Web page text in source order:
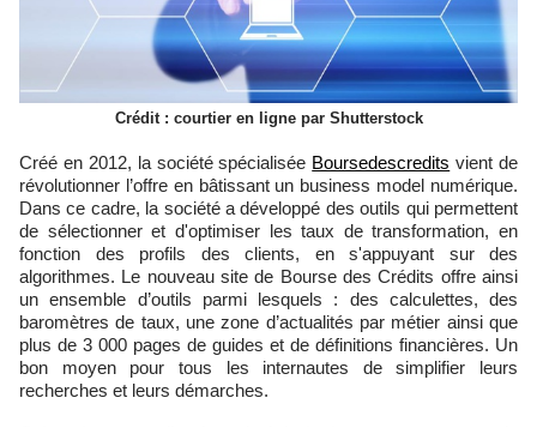
Crédit : courtier en ligne par Shutterstock
Créé en 2012, la société spécialisée Boursedescredits vient de
révolutionner l’offre en bâtissant un business model numérique.
Dans ce cadre, la société a développé des outils qui permettent
de sélectionner et d'optimiser les taux de transformation, en
fonction des profils des clients, en s'appuyant sur des
algorithmes. Le nouveau site de Bourse des Crédits offre ainsi
un ensemble d’outils parmi lesquels : des calculettes, des
baromètres de taux, une zone d’actualités par métier ainsi que
plus de 3 000 pages de guides et de définitions financières. Un
bon moyen pour tous les internautes de simplifier leurs
recherches et leurs démarches.